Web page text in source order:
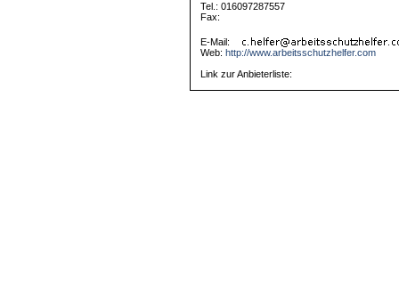
Tel.: 016097287557
Fax:
E-Mail:
Web: http://www.arbeitsschutzhelfer.com
Link zur Anbieterliste: